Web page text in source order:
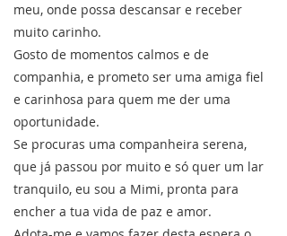
meu, onde possa descansar e receber
muito carinho.
Gosto de momentos calmos e de
companhia, e prometo ser uma amiga fiel
e carinhosa para quem me der uma
oportunidade.
Se procuras uma companheira serena,
que já passou por muito e só quer um lar
tranquilo, eu sou a Mimi, pronta para
encher a tua vida de paz e amor.